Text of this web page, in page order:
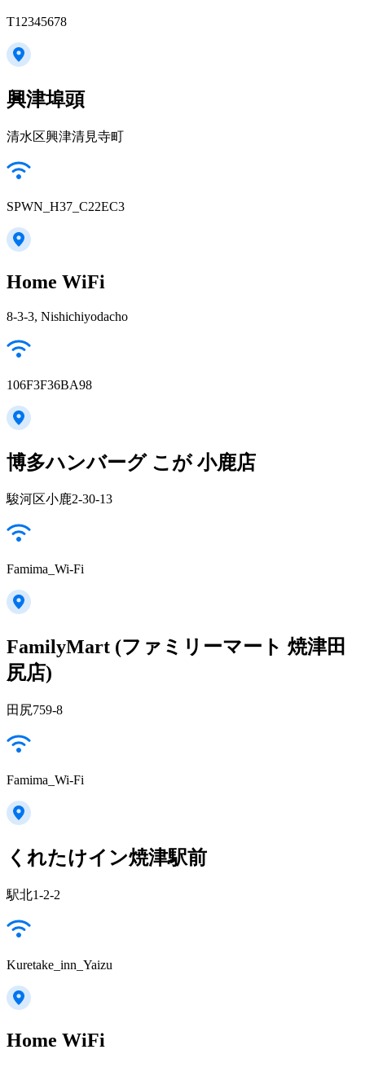
T12345678
興津埠頭
清水区興津清見寺町
SPWN_H37_C22EC3
Home WiFi
8-3-3, Nishichiyodacho
106F3F36BA98
博多ハンバーグ こが 小鹿店
駿河区小鹿2-30-13
Famima_Wi-Fi
FamilyMart (ファミリーマート 焼津田
尻店)
田尻759-8
Famima_Wi-Fi
くれたけイン焼津駅前
駅北1-2-2
Kuretake_inn_Yaizu
Home WiFi